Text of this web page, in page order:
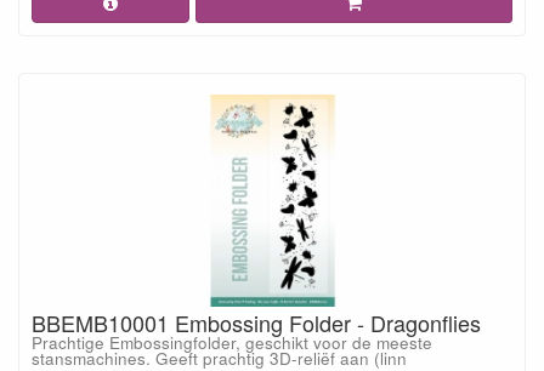
BBEMB10001 Embossing Folder - Dragonflies
Prachtige Embossingfolder, geschikt voor de meeste
stansmachines. Geeft prachtig 3D-reliëf aan (linn